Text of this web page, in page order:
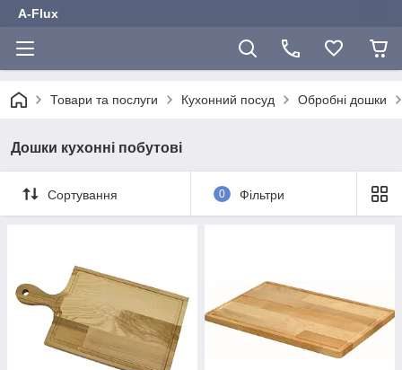
A-Flux
Товари та послуги Кухонний посуд Обробні дошки
Дошки кухонні побутові
Сортування 0 Фільтри